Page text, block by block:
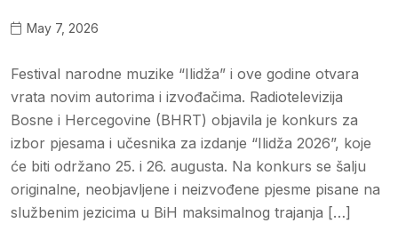
May 7, 2026
Festival narodne muzike “Ilidža” i ove godine otvara
vrata novim autorima i izvođačima. Radiotelevizija
Bosne i Hercegovine (BHRT) objavila je konkurs za
izbor pjesama i učesnika za izdanje “Ilidža 2026”, koje
će biti održano 25. i 26. augusta. Na konkurs se šalju
originalne, neobjavljene i neizvođene pjesme pisane na
službenim jezicima u BiH maksimalnog trajanja […]